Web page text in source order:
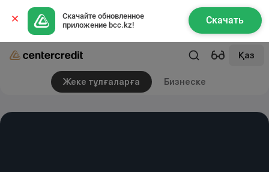
Скачайте обновленное
приложение bcc.kz!
Скачать
Қаз
Жеке тұлғаларға Бизнеске